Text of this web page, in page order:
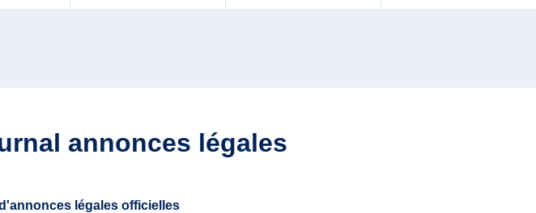
annonces légales
légales officielles